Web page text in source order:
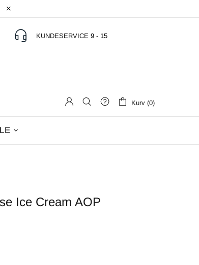
KUNDESERVICE9 - 15
Kurv (0)
Ice Cream AOP